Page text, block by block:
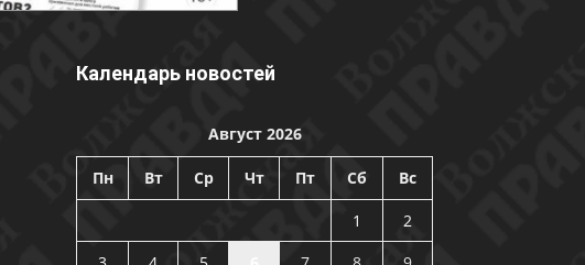
Календарь новостей
Август 2026
Пн Вт Ср Чт Пт Сб Вс
1
2